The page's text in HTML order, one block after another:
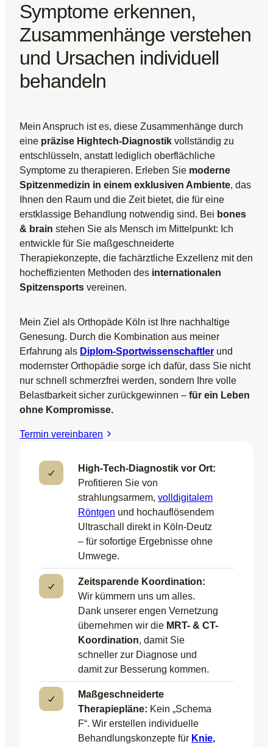
Symptome erkennen,
Zusammenhänge verstehen
und Ursachen individuell
behandeln
Mein Anspruch ist es, diese Zusammenhänge durch
eine präzise Hightech-Diagnostik vollständig zu
entschlüsseln, anstatt lediglich oberflächliche
Symptome zu therapieren. Erleben Sie moderne
Spitzenmedizin in einem exklusiven Ambiente, das
Ihnen den Raum und die Zeit bietet, die für eine
erstklassige Behandlung notwendig sind. Bei bones
& brain stehen Sie als Mensch im Mittelpunkt: Ich
entwickle für Sie maßgeschneiderte
Therapiekonzepte, die fachärztliche Exzellenz mit den
hocheffizienten Methoden des internationalen
Spitzensports vereinen.
Mein Ziel als Orthopäde Köln ist Ihre nachhaltige
Genesung. Durch die Kombination aus meiner
Erfahrung als Diplom-Sportwissenschaftler und
modernster Orthopädie sorge ich dafür, dass Sie nicht
nur schnell schmerzfrei werden, sondern Ihre volle
Belastbarkeit sicher zurückgewinnen – für ein Leben
ohne Kompromisse.
Termin vereinbaren
High-Tech-Diagnostik vor Ort:
Profitieren Sie von
strahlungsarmem, volldigitalem
Röntgen und hochauflösendem
Ultraschall direkt in Köln-Deutz
– für sofortige Ergebnisse ohne
Umwege.
Zeitsparende Koordination:
Wir kümmern uns um alles.
Dank unserer engen Vernetzung
übernehmen wir die MRT- & CT-
Koordination, damit Sie
schneller zur Diagnose und
damit zur Besserung kommen.
Maßgeschneiderte
Therapiepläne: Kein „Schema
F“. Wir erstellen individuelle
Behandlungskonzepte für Knie,